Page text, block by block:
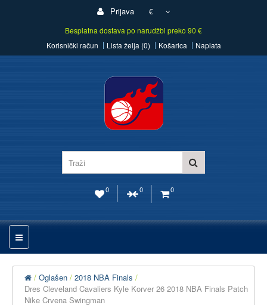
Prijava
€
Besplatna dostava po narudžbi preko 90 €
Korisnički račun
Lista želja (0) Košarica Naplata
0 0 0
Oglašen
2018 NBA Finals
Dres Cleveland Cavaliers Kyle Korver 26 2018 NBA Finals Patch
Nike Crvena Swingman